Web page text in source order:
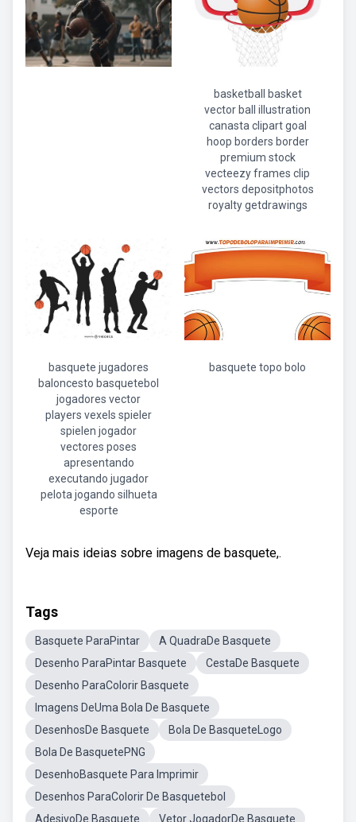
basketball basket
vector ball illustration
canasta clipart goal
hoop borders border
premium stock
vecteezy frames clip
vectors depositphotos
royalty getdrawings
basquete jugadores
baloncesto basquetebol
jogadores vector
players vexels spieler
spielen jogador
vectores poses
apresentando
executando jugador
pelota jogando silhueta
esporte
basquete topo bolo
Veja mais ideias sobre imagens de basquete,.
Tags
Basquete ParaPintar
A QuadraDe Basquete
Desenho ParaPintar Basquete
CestaDe Basquete
Desenho ParaColorir Basquete
Imagens DeUma Bola De Basquete
DesenhosDe Basquete
Bola De BasqueteLogo
Bola De BasquetePNG
DesenhoBasquete Para Imprimir
Desenhos ParaColorir De Basquetebol
AdesivoDe Basquete
Vetor JogadorDe Basquete